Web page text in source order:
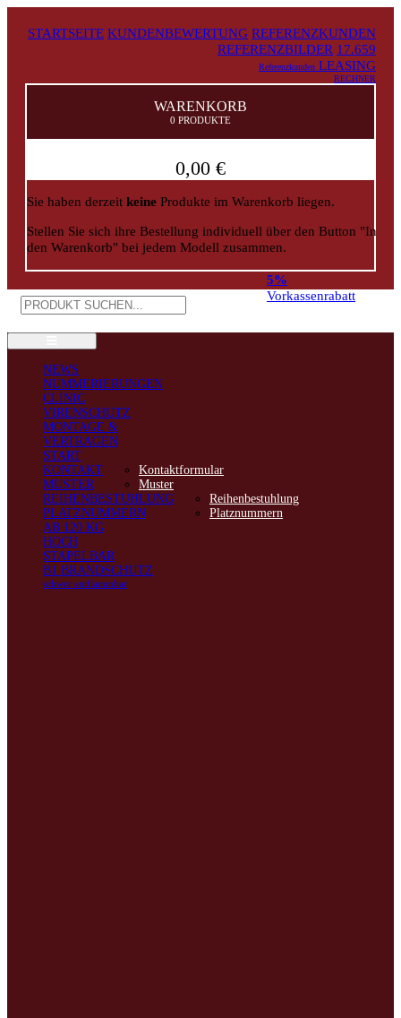
STARTSEITE KUNDENBEWERTUNG REFERENZKUNDEN
REFERENZBILDER 17.659
Referenzkunden LEASING
RECHNER
WARENKORB
0 PRODUKTE
0,00 €
Sie haben derzeit keine Produkte im Warenkorb liegen.
Stellen Sie sich ihre Bestellung individuell über den Button "In
den Warenkorb" bei jedem Modell zusammen.
5%
Vorkassenrabatt
NEWS
NUMMERIERUNGEN
CLINIC
VIRENSCHUTZ
MONTAGE &
VERTRAGEN
START
KONTAKT
MUSTER
Kontaktformular
Muster
REIHENBESTUHLUNG
PLATZNUMMERN
Reihenbestuhlung
Platznummern
AB 120 KG
HOCH
STAPELBAR
B1 BRANDSCHUTZ
schwer entflammbar